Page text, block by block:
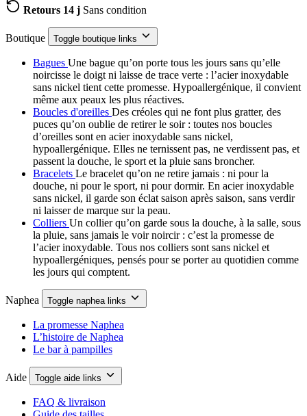
Retours 14 j Sans condition
Boutique Toggle boutique links
Bagues Une bague qu’on porte tous les jours sans qu’elle
noircisse le doigt ni laisse de trace verte : l’acier inoxydable
sans nickel tient cette promesse. Hypoallergénique, il convient
même aux peaux les plus réactives.
Boucles d'oreilles Des créoles qui ne font plus gratter, des
puces qu’on oublie de retirer le soir : toutes nos boucles
d’oreilles sont en acier inoxydable sans nickel,
hypoallergénique. Elles ne ternissent pas, ne verdissent pas, et
passent la douche, le sport et la pluie sans broncher.
Bracelets Le bracelet qu’on ne retire jamais : ni pour la
douche, ni pour le sport, ni pour dormir. En acier inoxydable
sans nickel, il garde son éclat saison après saison, sans verdir
ni laisser de marque sur la peau.
Colliers Un collier qu’on garde sous la douche, à la salle, sous
la pluie, sans jamais le voir noircir : c’est la promesse de
l’acier inoxydable. Tous nos colliers sont sans nickel et
hypoallergéniques, pensés pour se porter au quotidien comme
les jours qui comptent.
Naphea Toggle naphea links
La promesse Naphea
L’histoire de Naphea
Le bar à pampilles
Aide Toggle aide links
FAQ & livraison